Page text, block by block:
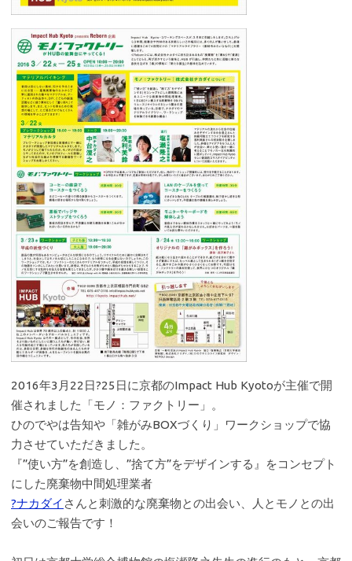
2016年3月22日?25日に京都のImpact Hub Kyotoが主催で開
催されました「モノ：ファクトリー」。
ひのでやは告知や「雑がみBOXづくり」ワークショップで協
力させていただきました。
『”使い方”を創造し、”捨て方”をデザインする』をコンセプト
にした廃棄物中間処理業者
?ナカダイ さんと刺激的な廃棄物との出会い、人とモノとの出
会いのご報告です！